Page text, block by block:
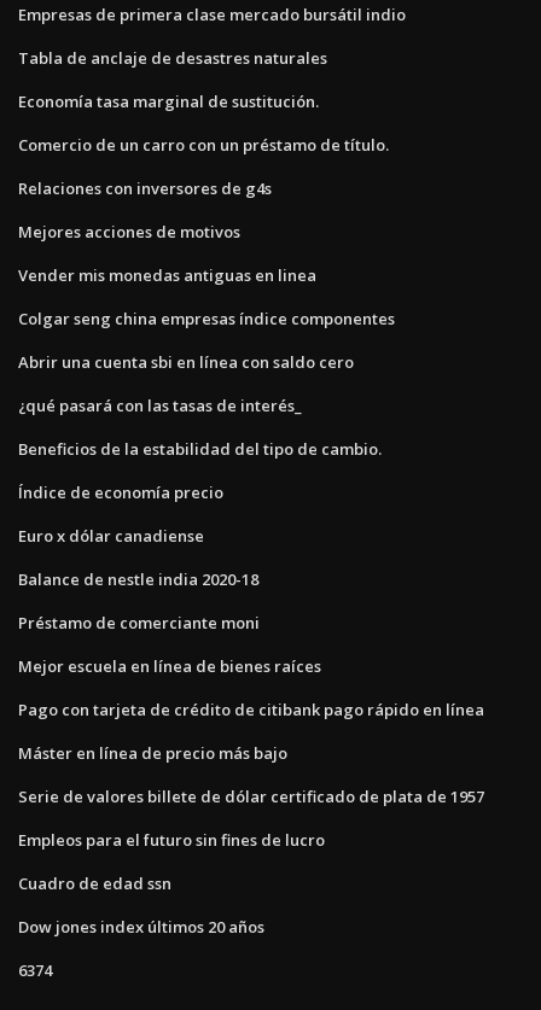
Empresas de primera clase mercado bursátil indio
Tabla de anclaje de desastres naturales
Economía tasa marginal de sustitución.
Comercio de un carro con un préstamo de título.
Relaciones con inversores de g4s
Mejores acciones de motivos
Vender mis monedas antiguas en linea
Colgar seng china empresas índice componentes
Abrir una cuenta sbi en línea con saldo cero
¿qué pasará con las tasas de interés_
Beneficios de la estabilidad del tipo de cambio.
Índice de economía precio
Euro x dólar canadiense
Balance de nestle india 2020-18
Préstamo de comerciante moni
Mejor escuela en línea de bienes raíces
Pago con tarjeta de crédito de citibank pago rápido en línea
Máster en línea de precio más bajo
Serie de valores billete de dólar certificado de plata de 1957
Empleos para el futuro sin fines de lucro
Cuadro de edad ssn
Dow jones index últimos 20 años
6374